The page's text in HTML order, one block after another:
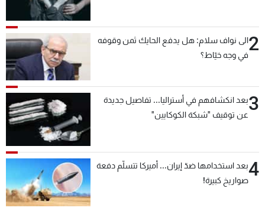
2الى نواف سلام: هل يدفع الحايك ثمن وقوفه
في وجه خيّاط؟
3بعد انكشافهم في أستراليا... تفاصيل جديدة
عن توقيف "شبكة الكوكايين"
4بعد استخدامها ضدّ إيران... أميركا تتسلّم دفعة
صواريخ كبيرة!